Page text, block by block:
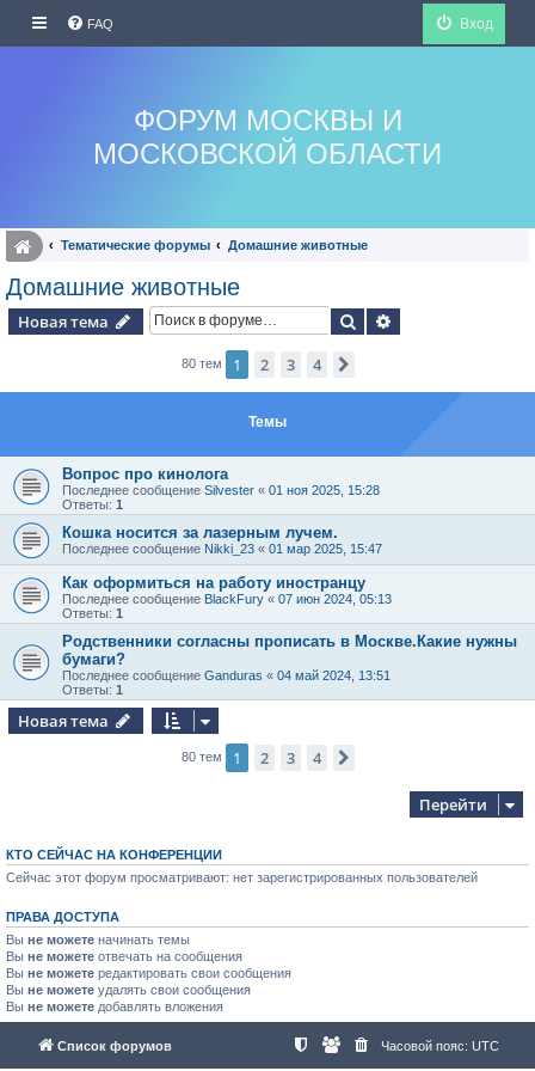
FAQ Вход
ФОРУМ МОСКВЫ И
МОСКОВСКОЙ ОБЛАСТИ
Тематические форумы Домашние животные
Домашние животные
Новая тема Поиск
80 тем 1 2 3 4
Темы
Вопрос про кинолога
Последнее сообщение Silvester « 01 ноя 2025, 15:28
Ответы: 1
Кошка носится за лазерным лучем.
Последнее сообщение Nikki_23 « 01 мар 2025, 15:47
Как оформиться на работу иностранцу
Последнее сообщение BlackFury « 07 июн 2024, 05:13
Ответы: 1
Родственники согласны прописать в Москве.Какие нужны
бумаги?
Последнее сообщение Ganduras « 04 май 2024, 13:51
Ответы: 1
Новая тема
80 тем 1 2 3 4
Перейти
КТО СЕЙЧАС НА КОНФЕРЕНЦИИ
Сейчас этот форум просматривают: нет зарегистрированных пользователей
ПРАВА ДОСТУПА
Вы не можете начинать темы
Вы не можете отвечать на сообщения
Вы не можете редактировать свои сообщения
Вы не можете удалять свои сообщения
Вы не можете добавлять вложения
Список форумов Часовой пояс: UTC